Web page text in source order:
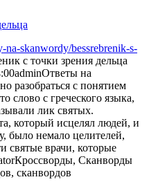
skanwordy/bessrebrenik-s-
с точки зрения дельца
adminОтветы на
разобраться с понятием
слово с греческого языка,
лик святых.
который исцелял людей, и
было немало целителей,
святые врачи, которые
Кроссворды, Сканворды